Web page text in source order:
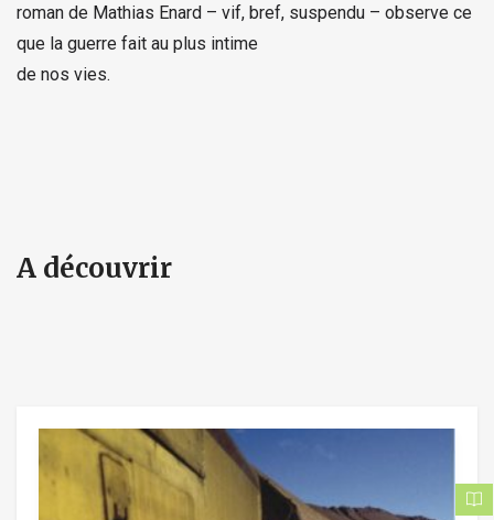
roman de Mathias Enard – vif, bref, suspendu – observe ce
que la guerre fait au plus intime
de nos vies.
A découvrir